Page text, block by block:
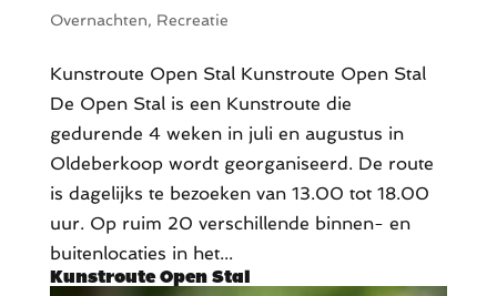
Overnachten, Recreatie
Kunstroute Open Stal
Kunstroute Open Stal Kunstroute Open Stal
De Open Stal is een Kunstroute die
gedurende 4 weken in juli en augustus in
Oldeberkoop wordt georganiseerd. De route
is dagelijks te bezoeken van 13.00 tot 18.00
uur. Op ruim 20 verschillende binnen- en
buitenlocaties in het...